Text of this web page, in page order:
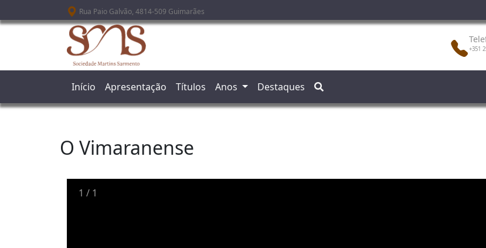
Passar para o conteúdo principal
Rua Paio Galvão, 4814-509 Guimarães
+351
Início Apresentação Títulos Anos Destaques
O Vimaranense
1 / 1